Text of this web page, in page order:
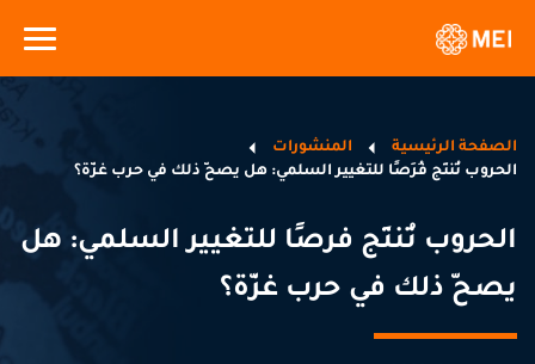
الصفحة الرئيسية
المنشورات
الحروب تُنتِج فُرَصًا للتغيير السلمي: هل يصحّ ذلك في حرب غزّة؟
الحروب تُنتِج فرصًا للتغيير السلمي: هل
يصحّ ذلك في حرب غزّة؟